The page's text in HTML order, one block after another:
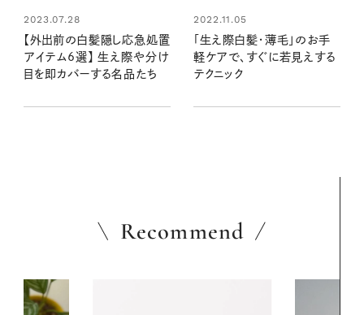
2023.07.28
【外出前の白髪隠し応急処置
アイテム6選】 生え際や分け
目を即カバーする名品たち
2022.11.05
「生え際白髪・薄毛」のお手
軽ケアで、すぐに若見えする
テクニック
Recommend